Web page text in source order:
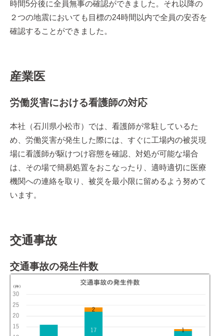
時間5分後に全員無事の確認ができました。それ以降の
２つの地震においても目標の24時間以内で全員の安否を
確認することができました。
産業医
労働災害における看護師の対応
本社（石川県小松市）では、看護師が常駐しているた
め、労働災害が発生した際には、すぐに工場内の被災現
場に看護師が駆けつけ容態を確認、対処が可能な場合
は、その場で簡易処置をおこなったり、適時適切に医療
機関への連絡を取り、被災を最小限に留めるよう努めて
います。
交通事故
交通事故の発生件数